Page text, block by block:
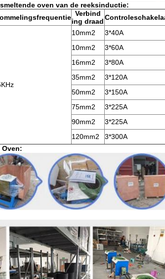
oven van de reeksinductie:
Verbind
ing draad
10mm2
3*40A
10mm2
3*60A
16mm2
3*80A
35mm2
3*120A
50mm2
3*150A
75mm2
3*225A
90mm2
3*225A
120mm2
3*300A
Oven: